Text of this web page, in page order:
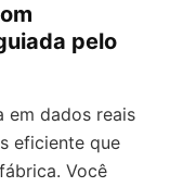
pelo
em dados reais
eficiente que
Você